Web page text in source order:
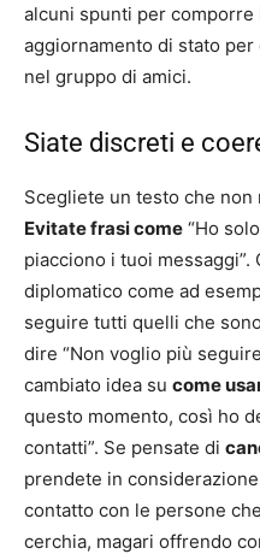
alcuni spunti per
aggiornamento di stato
nel gruppo di amici.
Siate discreti e
Scegliete un testo che non
Evitate frasi come “Ho
piacciono i tuoi
diplomatico come ad
seguire tutti quelli che
dire “Non voglio più
cambiato idea su come
questo momento, così ho
contatti”. Se pensate di
prendete in
contatto con le persone
cerchia, magari offrendo